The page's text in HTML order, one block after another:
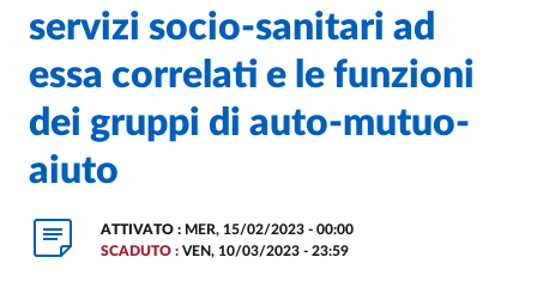
servizi socio-sanitari ad
essa correlati e le funzioni
dei gruppi di auto-mutuo-
aiuto
ATTIVATO : MER, 15/02/2023 - 00:00
SCADUTO : VEN, 10/03/2023 - 23:59